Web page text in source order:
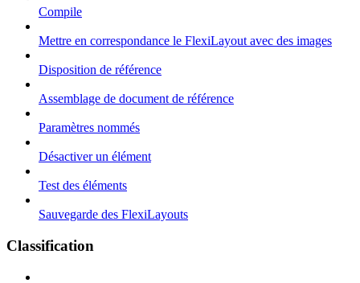
Compile
Mettre en correspondance le FlexiLayout avec des images
Disposition de référence
Assemblage de document de référence
Paramètres nommés
Désactiver un élément
Test des éléments
Sauvegarde des FlexiLayouts
Classification